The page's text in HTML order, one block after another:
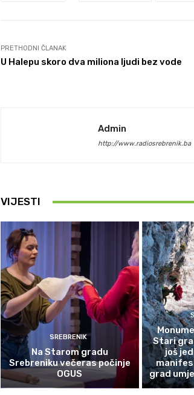
PRETHODNI ČLANAK
U Halepu skoro dva miliona ljudi bez vode
Admin
http://www.radiosrebrenik.ba
VIJESTI
SREBRENIK
Na Starom gradu
Srebreniku večeras počinje
OGUS
Stari
još
grad